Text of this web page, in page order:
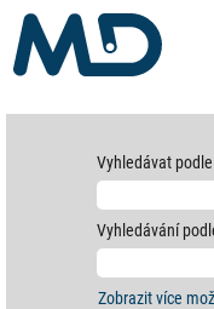
Vyhledávat
Vyhledávání
Zobrazit více